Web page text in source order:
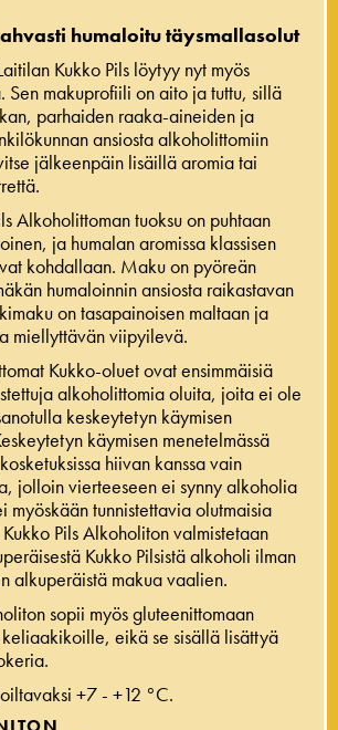
humaloitu täysmallasolut
Kukko Pils löytyy nyt myös
Sen makuprofiili on aito ja tuttu, sillä
parhaiden raaka-aineiden ja
ansiosta alkoholittomiin
jälkeenpäin lisäillä aromia tai
Alkoholittoman tuoksu on puhtaan
ja humalan aromissa klassisen
kohdallaan. Maku on pyöreän
humaloinnin ansiosta raikastavan
on tasapainoisen maltaan ja
miellyttävän viipyilevä.
Kukko-oluet ovat ensimmäisiä
alkoholittomia oluita, joita ei ole
keskeytetyn käymisen
käymisen menetelmässä
hiivan kanssa vain
jolloin vierteeseen ei synny alkoholia
myöskään tunnistettavia olutmaisia
Pils Alkoholiton valmistetaan
Kukko Pilsistä alkoholi ilman
alkuperäistä makua vaalien.
sopii myös gluteenittomaan
eikä se sisällä lisättyä
+7 - +12 °C.